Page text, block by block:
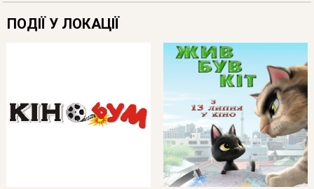
ПОДІЇ У ЛОКАЦІЇ